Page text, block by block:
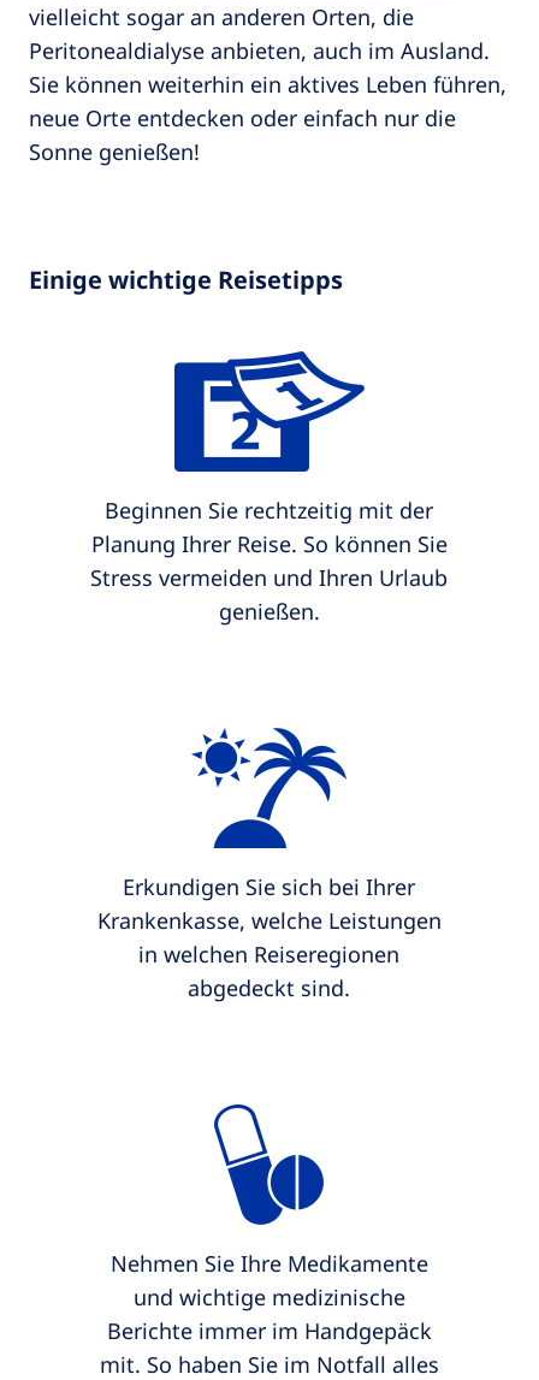
vielleicht sogar an anderen Orten, die
Peritonealdialyse anbieten, auch im Ausland.
Sie können weiterhin ein aktives Leben führen,
neue Orte entdecken oder einfach nur die
Sonne genießen!
Einige wichtige Reisetipps
Beginnen Sie rechtzeitig mit der
Planung Ihrer Reise. So können Sie
Stress vermeiden und Ihren Urlaub
genießen.
Erkundigen Sie sich bei Ihrer
Krankenkasse, welche Leistungen
in welchen Reiseregionen
abgedeckt sind.
Nehmen Sie Ihre Medikamente
und wichtige medizinische
Berichte immer im Handgepäck
mit. So haben Sie im Notfall alles